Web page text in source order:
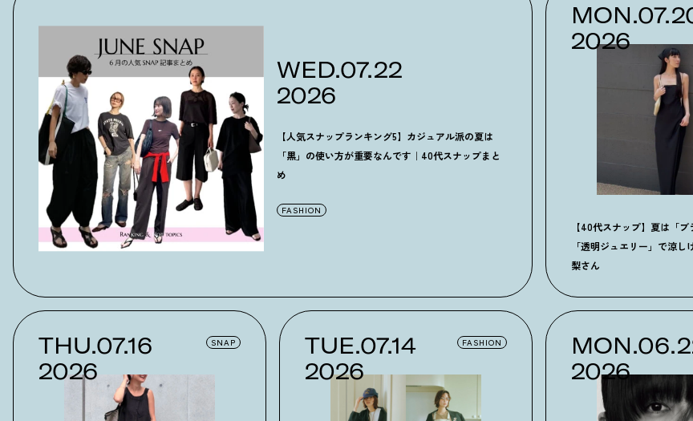
WED.07.22
2026
【人気スナップランキング5】カジュアル派の夏は
「黒」の使い方が重要なんです｜40代スナップまと
め
FASHION
2026
【40代スナップ】夏は「
「透明ジュエリー」で涼
梨さん
THU.07.16
2026
SNAP
TUE.07.14
2026
FASHION
2026